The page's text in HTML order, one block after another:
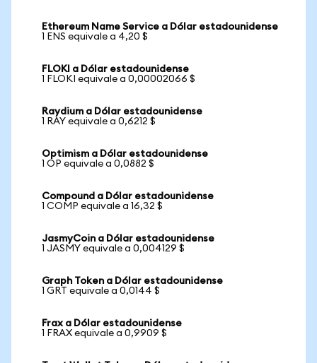
Ethereum Name Service a Dólar estadounidense
1 ENS equivale a 4,20 $
FLOKI a Dólar estadounidense
1 FLOKI equivale a 0,00002066 $
Raydium a Dólar estadounidense
1 RAY equivale a 0,6212 $
Optimism a Dólar estadounidense
1 OP equivale a 0,0882 $
Compound a Dólar estadounidense
1 COMP equivale a 16,32 $
JasmyCoin a Dólar estadounidense
1 JASMY equivale a 0,004129 $
Graph Token a Dólar estadounidense
1 GRT equivale a 0,0144 $
Frax a Dólar estadounidense
1 FRAX equivale a 0,9909 $